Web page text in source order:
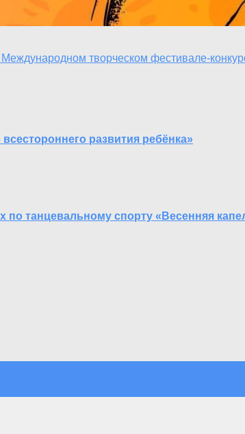
творческом фестивале-
развития ребёнка»
танцевальному спорту «Весенняя